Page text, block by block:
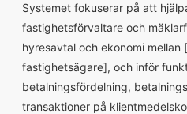
Systemet fokuserar på att
fastighetsförvaltare och
hyresavtal och ekonomi mellan
fastighetsägare], och inför
betalningsfördelning,
transaktioner på